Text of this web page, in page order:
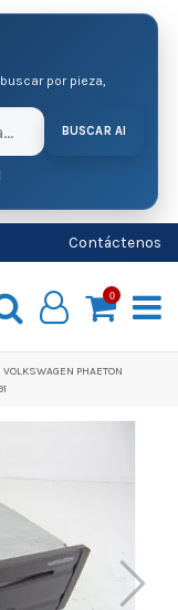
por pieza,
BUSCAR AI
Contáctenos
0
PHAETON